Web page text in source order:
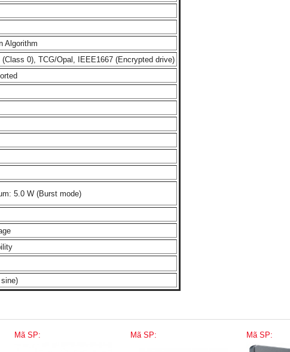
Algorithm
0), TCG/Opal, IEEE1667 (Encrypted drive)
5.0 W (Burst mode)
Mã SP: Mã SP: Mã SP: